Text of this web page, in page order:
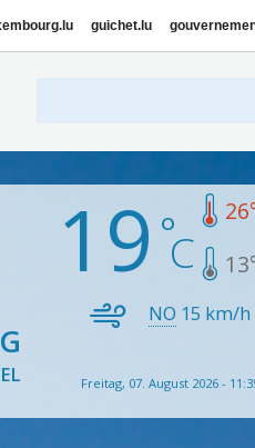
guichet.lu
19 26
13
NO 15 km/h
Freitag, 07. August 2026 -